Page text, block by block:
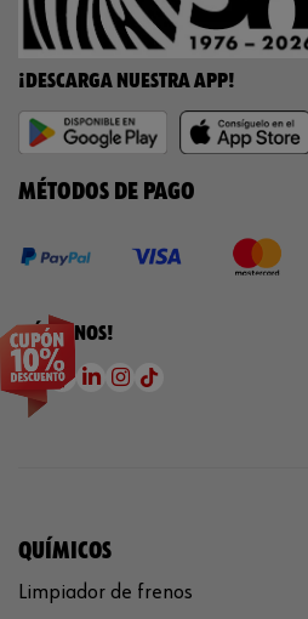
¡DESCARGA NUESTRA APP!
MÉTODOS DE PAGO
¡SÍGUENOS!
QUÍMICOS
Limpiador de frenos